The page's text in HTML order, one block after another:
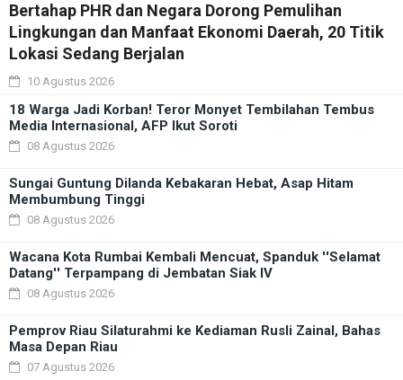
Bertahap PHR dan Negara Dorong Pemulihan
Lingkungan dan Manfaat Ekonomi Daerah, 20 Titik
Lokasi Sedang Berjalan
10 Agustus 2026
18 Warga Jadi Korban! Teror Monyet Tembilahan Tembus
Media Internasional, AFP Ikut Soroti
08 Agustus 2026
Sungai Guntung Dilanda Kebakaran Hebat, Asap Hitam
Membumbung Tinggi
08 Agustus 2026
Wacana Kota Rumbai Kembali Mencuat, Spanduk ''Selamat
Datang'' Terpampang di Jembatan Siak IV
08 Agustus 2026
Pemprov Riau Silaturahmi ke Kediaman Rusli Zainal, Bahas
Masa Depan Riau
07 Agustus 2026